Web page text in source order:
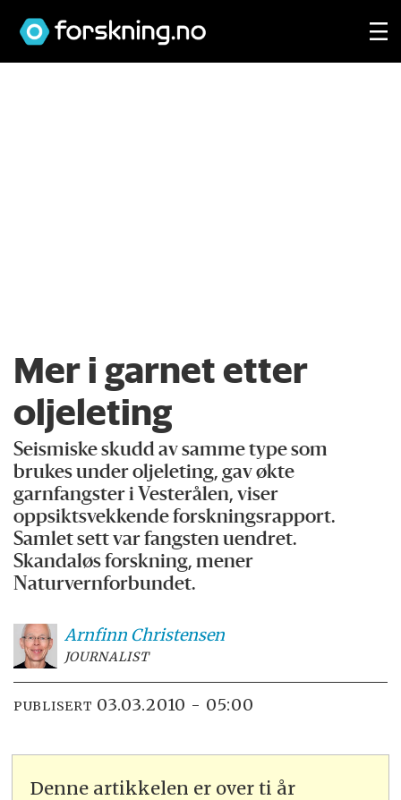
Mer i garnet etter
oljeleting
Seismiske skudd av samme type som
brukes under oljeleting, gav økte
garnfangster i Vesterålen, viser
oppsiktsvekkende forskningsrapport.
Samlet sett var fangsten uendret.
Skandaløs forskning, mener
Naturvernforbundet.
Arnfinn Christensen
JOURNALIST
PUBLISERT 03.03.2010 - 05:00
Denne artikkelen er over ti år